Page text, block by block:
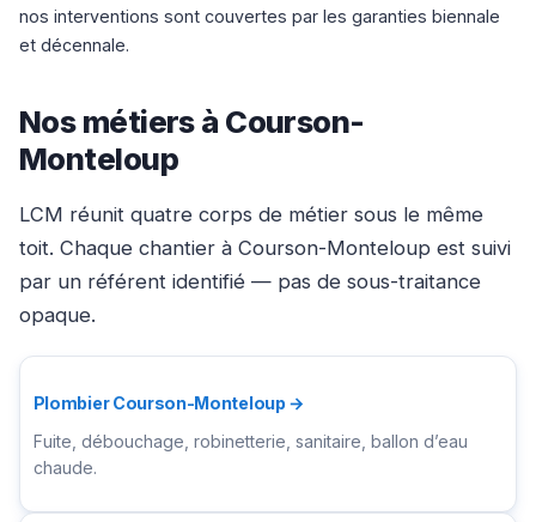
nos interventions sont couvertes par les garanties biennale
et décennale.
Nos métiers à Courson-
Monteloup
LCM réunit quatre corps de métier sous le même
toit. Chaque chantier à Courson-Monteloup est suivi
par un référent identifié — pas de sous-traitance
opaque.
Plombier Courson-Monteloup →
Fuite, débouchage, robinetterie, sanitaire, ballon d’eau
chaude.